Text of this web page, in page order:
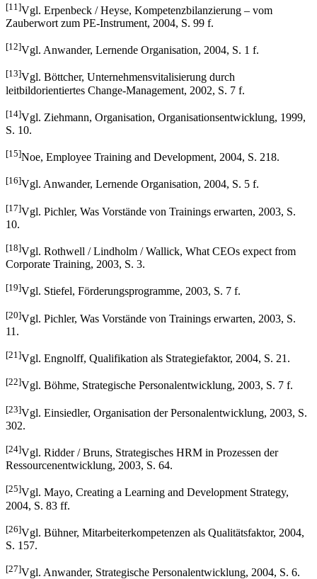
[11]Vgl. Erpenbeck / Heyse, Kompetenzbilanzierung – vom
Zauberwort zum PE-Instrument, 2004, S. 99 f.
[12]Vgl. Anwander, Lernende Organisation, 2004, S. 1 f.
[13]Vgl. Böttcher, Unternehmensvitalisierung durch
leitbildorientiertes Change-Management, 2002, S. 7 f.
[14]Vgl. Ziehmann, Organisation, Organisationsentwicklung, 1999,
S. 10.
[15]Noe, Employee Training and Development, 2004, S. 218.
[16]Vgl. Anwander, Lernende Organisation, 2004, S. 5 f.
[17]Vgl. Pichler, Was Vorstände von Trainings erwarten, 2003, S.
10.
[18]Vgl. Rothwell / Lindholm / Wallick, What CEOs expect from
Corporate Training, 2003, S. 3.
[19]Vgl. Stiefel, Förderungsprogramme, 2003, S. 7 f.
[20]Vgl. Pichler, Was Vorstände von Trainings erwarten, 2003, S.
11.
[21]Vgl. Engnolff, Qualifikation als Strategiefaktor, 2004, S. 21.
[22]Vgl. Böhme, Strategische Personalentwicklung, 2003, S. 7 f.
[23]Vgl. Einsiedler, Organisation der Personalentwicklung, 2003, S.
302.
[24]Vgl. Ridder / Bruns, Strategisches HRM in Prozessen der
Ressourcenentwicklung, 2003, S. 64.
[25]Vgl. Mayo, Creating a Learning and Development Strategy,
2004, S. 83 ff.
[26]Vgl. Bühner, Mitarbeiterkompetenzen als Qualitätsfaktor, 2004,
S. 157.
[27]Vgl. Anwander, Strategische Personalentwicklung, 2004, S. 6.